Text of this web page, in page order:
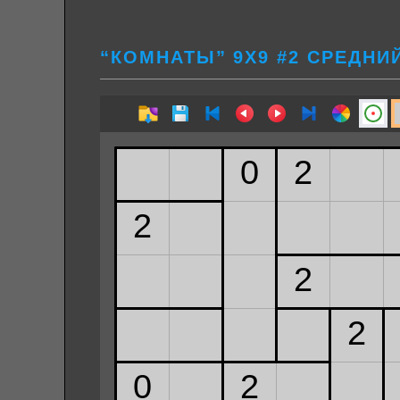
“КОМНАТЫ” 9Х9 #2